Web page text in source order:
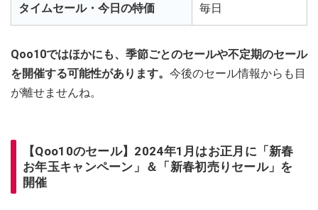
タイムセール・今日の特価 毎日
Qoo10ではほかにも、季節ごとのセールや不定期のセール
を開催する可能性があります。 今後のセール情報からも目
が離せませんね。
【Qoo10のセール】2024年1月はお正月に「新春
お年玉キャンペーン」＆「新春初売りセール」を
開催